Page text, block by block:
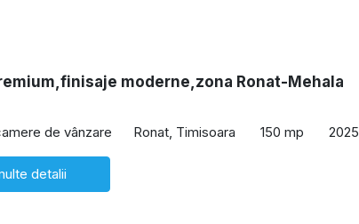
moderne,zona Ronat-Mehala
de vânzare Ronat, Timisoara 150 mp 2025
detalii